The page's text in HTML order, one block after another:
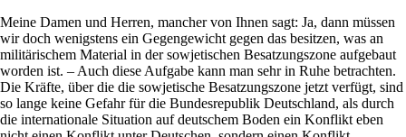
Meine Damen und Herren, mancher von Ihnen sagt: Ja, dann müssen
wir doch wenigstens ein Gegengewicht gegen das besitzen, was an
militärischem Material in der sowjetischen Besatzungszone aufgebaut
worden ist. – Auch diese Aufgabe kann man sehr in Ruhe betrachten.
Die Kräfte, über die die sowjetische Besatzungszone jetzt verfügt, sind
so lange keine Gefahr für die Bundesrepublik Deutschland, als durch
die internationale Situation auf deutschem Boden ein Konflikt eben